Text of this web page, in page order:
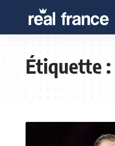
Étiquette :